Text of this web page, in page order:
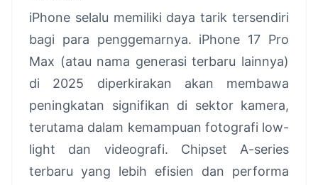
iPhone selalu memiliki daya tarik tersendiri
bagi para penggemarnya. iPhone 17 Pro
Max (atau nama generasi terbaru lainnya)
di 2025 diperkirakan akan membawa
peningkatan signifikan di sektor kamera,
terutama dalam kemampuan fotografi low-
light dan videografi. Chipset A-series
terbaru yang lebih efisien dan performa